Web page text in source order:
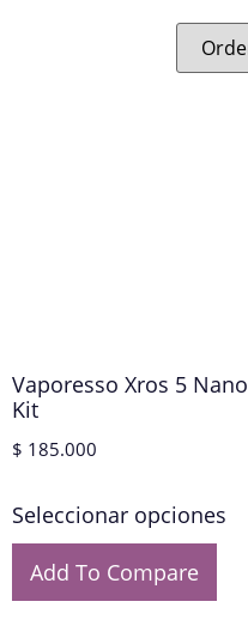
Vaporesso Xros 5 Nano
Kit
$ 185.000
Seleccionar opciones
Add To Compare